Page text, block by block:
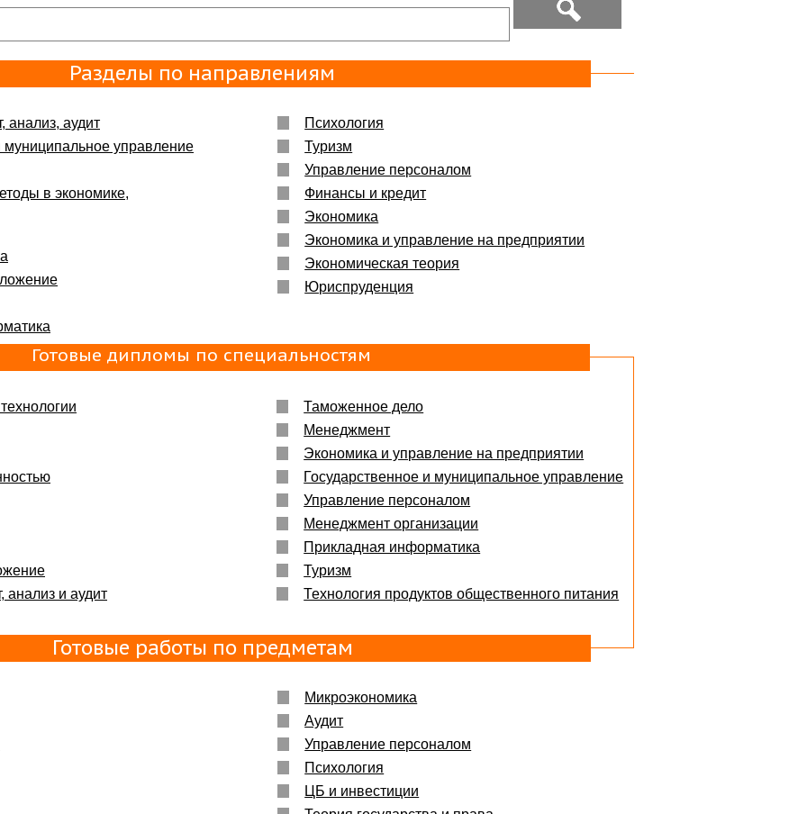
Разделы по направлениям
анализ, аудит
муниципальное управление
в экономике,
Психология
Туризм
Управление персоналом
Финансы и кредит
Экономика
Экономика и управление на предприятии
Экономическая теория
Юриспруденция
Готовые дипломы по специальностям
анализ и аудит
Таможенное дело
Менеджмент
Экономика и управление на предприятии
Государственное и муниципальное управление
Управление персоналом
Менеджмент организации
Прикладная информатика
Туризм
Технология продуктов общественного питания
Готовые работы по предметам
Микроэкономика
Аудит
Управление персоналом
Психология
ЦБ и инвестиции